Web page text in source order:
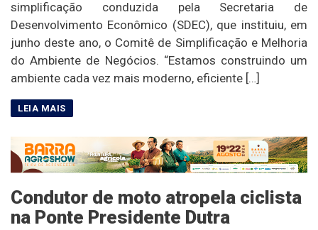
simplificação conduzida pela Secretaria de
Desenvolvimento Econômico (SDEC), que instituiu, em
junho deste ano, o Comitê de Simplificação e Melhoria
do Ambiente de Negócios. “Estamos construindo um
ambiente cada vez mais moderno, eficiente […]
Condutor de moto atropela ciclista
na Ponte Presidente Dutra